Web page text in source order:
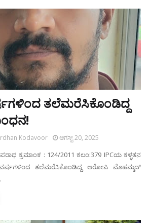
ತಲೆಮರೆಸಿಕೊಂಡಿದ್ದ
Kodavoor ಆಗಸ್ಟ್ 20, 2025
ಕ್ರಮಾಂಕ : 124/2011 ಕಲಂ:379 IPCಯ ಕಳ್ಳತನ
ತಲೆಮರೆಸಿಕೊಂಡಿದ್ದ ಆರೋಪಿ ಮೊಹಮ್ಮದ್